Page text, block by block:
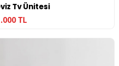
Tv Ünitesi
TL